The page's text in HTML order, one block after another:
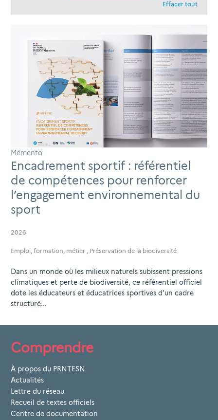
Effacer tout
Mémento
Encadrement sportif : référentiel
de compétences pour renforcer
l’engagement environnemental du
sport
2026
Emploi, formation, métier , Préservation de la biodiversité
Dans un monde où les milieux naturels subissent pressions
climatiques et perte de biodiversité, ce référentiel officiel
dote les éducateurs et éducatrices sportives d’un cadre
structuré...
Comprendre
À propos du PRNTESN
Actualités
Lettre du réseau
Recueil de textes officiels
Centre de documentation